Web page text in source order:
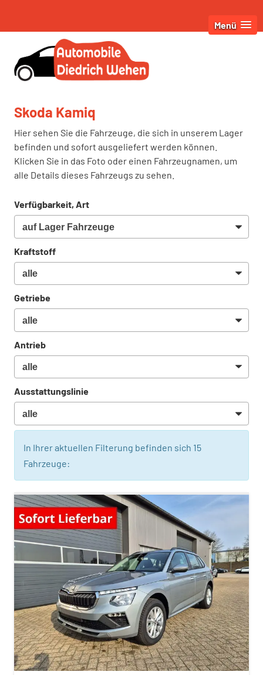
Menü
Skoda Kamiq
Hier sehen Sie die Fahrzeuge, die sich in unserem Lager
befinden und sofort ausgeliefert werden können.
Klicken Sie in das Foto oder einen Fahrzeugnamen, um
alle Details dieses Fahrzeugs zu sehen.
Verfügbarkeit, Art
Kraftstoff
Getriebe
Antrieb
Ausstattungslinie
In Ihrer aktuellen Filterung befinden sich 15
Fahrzeuge: